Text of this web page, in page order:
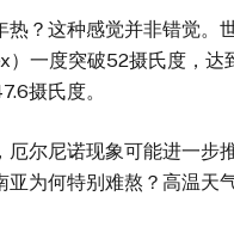
？这种感觉并非错觉。
一度突破52摄氏度，达
摄氏度。
尼诺现象可能进一步推
为何特别难熬？高温天